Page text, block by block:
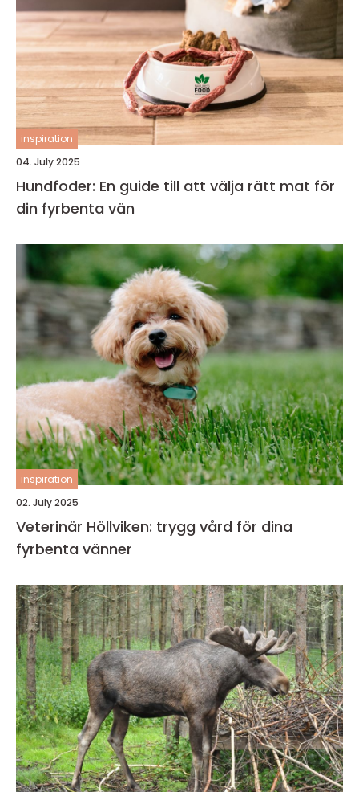
inspiration
04. July 2025
Hundfoder: En guide till att välja rätt mat för
din fyrbenta vän
inspiration
02. July 2025
Veterinär Höllviken: trygg vård för dina
fyrbenta vänner